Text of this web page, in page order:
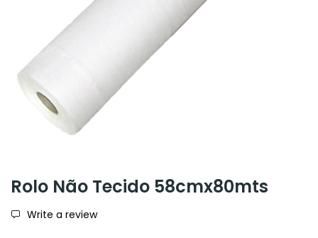
Rolo Não Tecido 58cmx80mts
Write a review